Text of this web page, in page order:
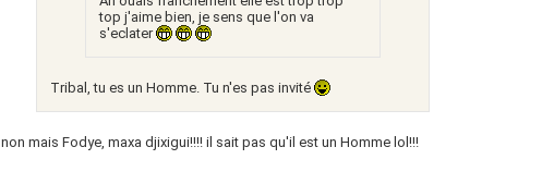
top j'aime bien, je sens que l'on va
s'eclater
Tribal, tu es un Homme. Tu n'es pas invité
non mais Fodye, maxa djixigui!!!! il sait pas qu'il est un Homme lol!!!